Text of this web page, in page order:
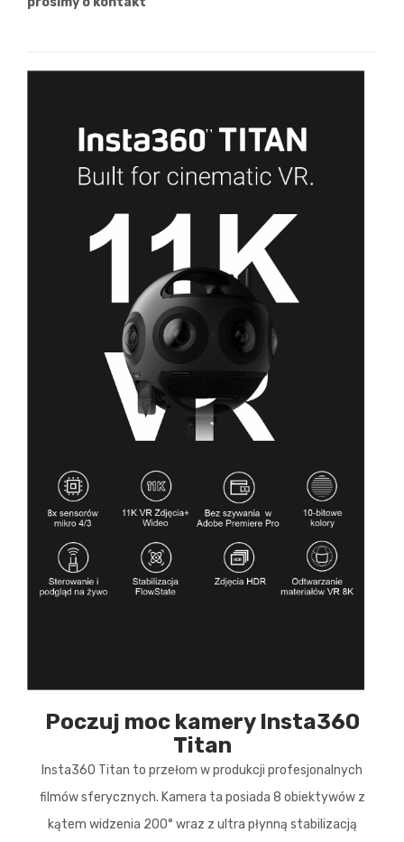
Poczuj moc kamery Insta360
Titan
Insta360 Titan to przełom w produkcji profesjonalnych
filmów sferycznych. Kamera ta posiada 8 obiektywów z
kątem widzenia 200° wraz z ultra płynną stabilizacją